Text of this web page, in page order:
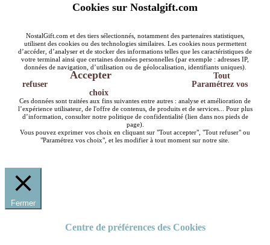
Cookies sur Nostalgift.com
NostalGift.com et des tiers sélectionnés, notamment des partenaires statistiques,
utilisent des cookies ou des technologies similaires. Les cookies nous permettent
d’accéder, d’analyser et de stocker des informations telles que les caractéristiques de
votre terminal ainsi que certaines données personnelles (par exemple : adresses IP,
données de navigation, d’utilisation ou de géolocalisation, identifiants uniques).
Accepter
Tout
refuser
Paramétrez vos
choix
Ces données sont traitées aux fins suivantes entre autres : analyse et amélioration de
l’expérience utilisateur, de l'offre de contenus, de produits et de services... Pour plus
d’information, consulter notre politique de confidentialité (lien dans nos pieds de
page).
Vous pouvez exprimer vos choix en cliquant sur "Tout accepter", "Tout refuser" ou
"Paramétrez vos choix", et les modifier à tout moment sur notre site.
Fermer
Centre de préférences des Cookies